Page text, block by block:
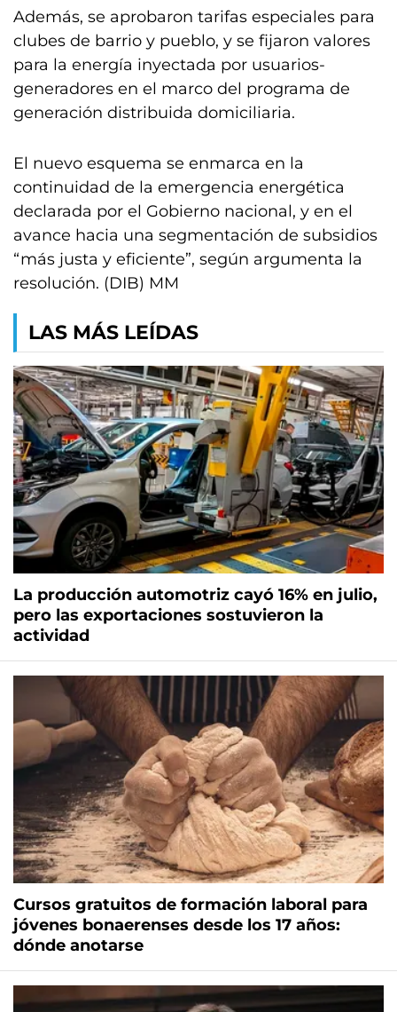
Además, se aprobaron tarifas especiales para
clubes de barrio y pueblo, y se fijaron valores
para la energía inyectada por usuarios-
generadores en el marco del programa de
generación distribuida domiciliaria.
El nuevo esquema se enmarca en la
continuidad de la emergencia energética
declarada por el Gobierno nacional, y en el
avance hacia una segmentación de subsidios
“más justa y eficiente”, según argumenta la
resolución. (DIB) MM
LAS MÁS LEÍDAS
La producción automotriz cayó 16% en julio,
pero las exportaciones sostuvieron la
actividad
Cursos gratuitos de formación laboral para
jóvenes bonaerenses desde los 17 años:
dónde anotarse